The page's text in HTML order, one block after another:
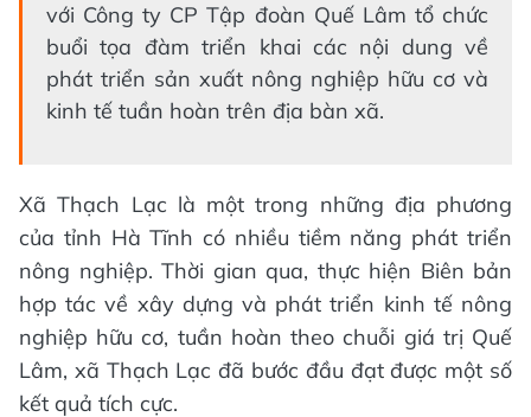
với Công ty CP Tập đoàn Quế Lâm tổ chức
buổi tọa đàm triển khai các nội dung về
phát triển sản xuất nông nghiệp hữu cơ và
kinh tế tuần hoàn trên địa bàn xã.
Xã Thạch Lạc là một trong những địa phương
của tỉnh Hà Tĩnh có nhiều tiềm năng phát triển
nông nghiệp. Thời gian qua, thực hiện Biên bản
hợp tác về xây dựng và phát triển kinh tế nông
nghiệp hữu cơ, tuần hoàn theo chuỗi giá trị Quế
Lâm, xã Thạch Lạc đã bước đầu đạt được một số
kết quả tích cực.